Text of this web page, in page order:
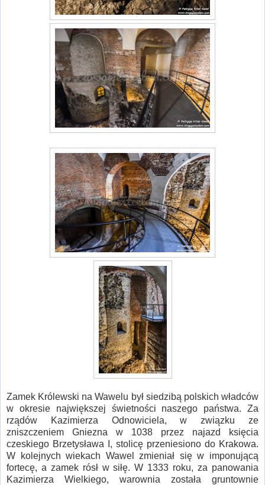
Zamek Królewski na Wawelu był siedzibą polskich władców
w okresie największej świetności naszego państwa. Za
rządów Kazimierza Odnowiciela, w związku ze
zniszczeniem Gniezna w 1038 przez najazd księcia
czeskiego Brzetysława I, stolicę przeniesiono do Krakowa.
W kolejnych wiekach Wawel zmieniał się w imponującą
fortecę, a zamek rósł w siłę. W 1333 roku, za panowania
Kazimierza Wielkiego, warownia została gruntownie